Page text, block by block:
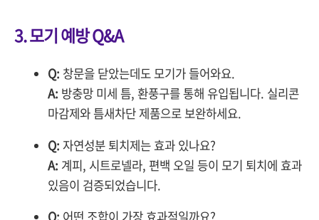
3. 모기 예방 Q&A
Q: 창문을 닫았는데도 모기가 들어와요.
A: 방충망 미세 틈, 환풍구를 통해 유입됩니다. 실리콘
마감제와 틈새차단 제품으로 보완하세요.
Q: 자연성분 퇴치제는 효과 있나요?
A: 계피, 시트로넬라, 편백 오일 등이 모기 퇴치에 효과
있음이 검증되었습니다.